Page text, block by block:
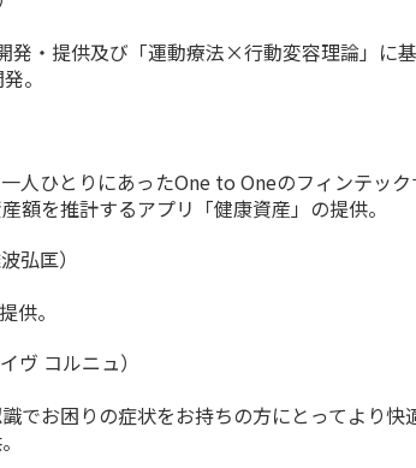
・提供及び「運動療法×行動変容理論」に基
。
人ひとりにあったOne to Oneのフィンテッ
額を推計するアプリ「健康資産」の提供。
弘匡）
供。
ヴ コルニュ）
でお困りの症状をお持ちの方にとってより快